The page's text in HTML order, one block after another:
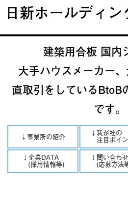
日新ホールディ
建築用合板 国内
大手ハウスメーカー
直取引をしているBtoB
です。
↓事業所の紹介 ↓我が社の
注目ポイ
↓企業DATA
(採用情報等)
↓問い合わ
(応募方法